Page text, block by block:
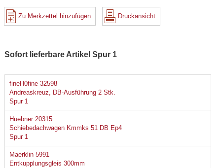
Zu Merkzettel hinzufügen Druckansicht
Sofort lieferbare Artikel Spur 1
fineH0fine 32598
Andreaskreuz, DB-Ausführung 2 Stk.
Spur 1
Huebner 20315
Schiebedachwagen Kmmks 51 DB Ep4
Spur 1
Maerklin 5991
Entkupplungsgleis 300mm